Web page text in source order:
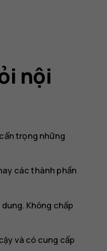
nội
trọng những
các thành phần
Không chấp
và có cung cấp